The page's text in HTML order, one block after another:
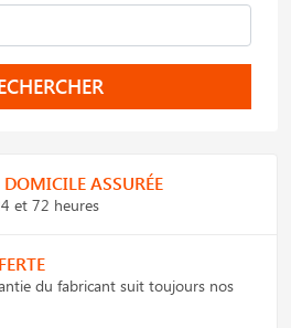
ASSURÉE
et 72 heures
du fabricant suit toujours nos